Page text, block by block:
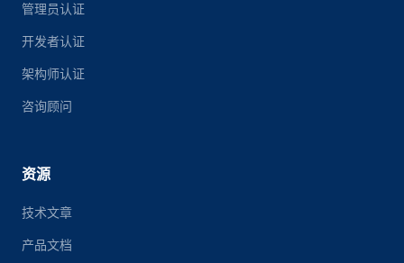
管理员认证
开发者认证
架构师认证
咨询顾问
资源
技术文章
产品文档